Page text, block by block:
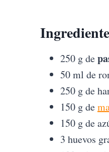
250 g de
50 ml de
250 g de
150 g de
150 g de
3 huevos